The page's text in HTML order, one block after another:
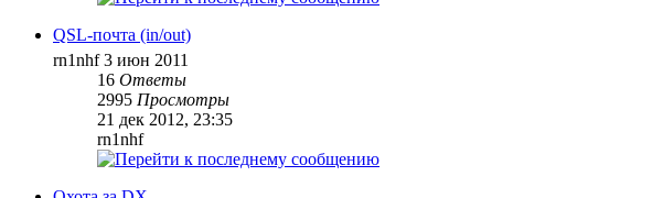
QSL-почта (in/out)
rn1nhf3 июн 2011
16 Ответы
2995 Просмотры
21 дек 2012, 23:35
rn1nhf